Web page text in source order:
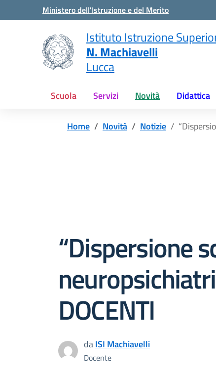
Vai ai contenuti
Vai al menu di navigazione
Ministero dell'Istruzione e del Merito
Istituto Istruzione
N. Machiavelli
Lucca
Scuola Servizi Novità Didattica
Home Novità Notizie
“Dispersione
DOCENTI
daISI Machiavelli
Docente